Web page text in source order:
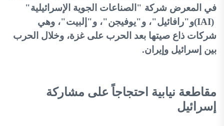
في المعرض شركة "الصناعات الجوية الإسرائيلية"
(IAI)و"رافائيل"، و"يوفيجن"، و"إلبيت"، وهي
شركات ذاع صيتها بعد الحرب على غزة، وخلال الحرب
بين إسرائيل وإيران.
مقاطعة نيابية احتجاجاً على مشاركة
إسرائيل